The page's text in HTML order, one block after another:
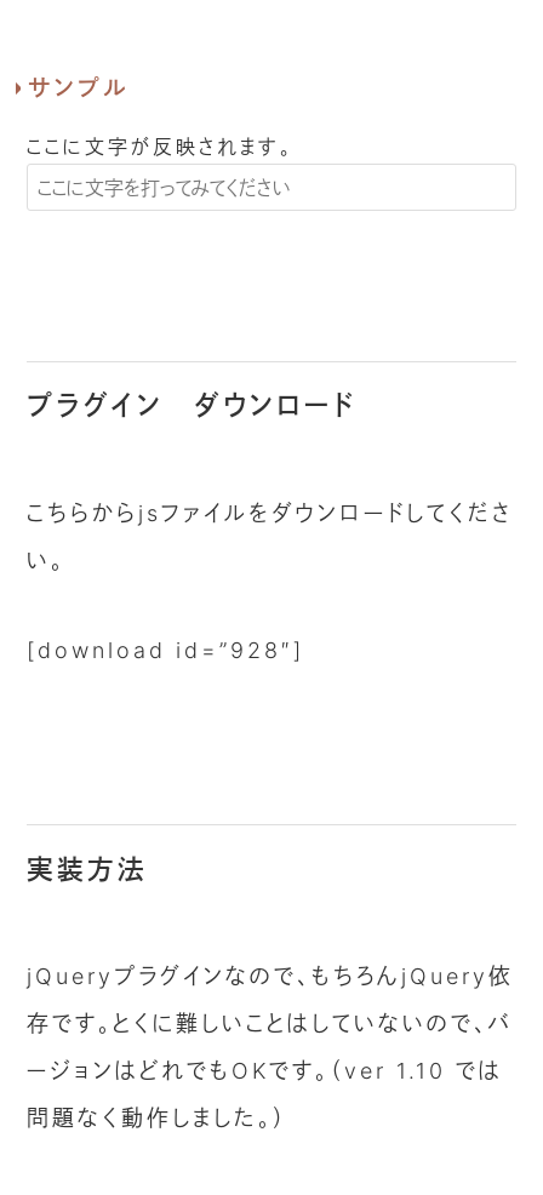
サンプル
ここに文字が反映されます。
プラグイン ダウンロード
こちらからjsファイルをダウンロードしてくださ
い。
[download id=”928″]
実装方法
jQueryプラグインなので、もちろんjQuery依
存です。とくに難しいことはしていないので、バ
ージョンはどれでもOKです。（ver 1.10 では
問題なく動作しました。）